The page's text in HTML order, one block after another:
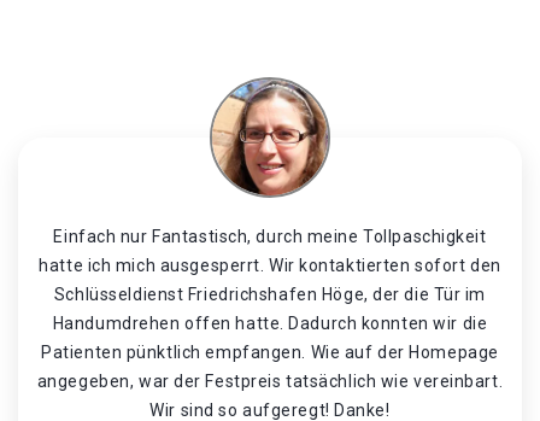
Einfach nur Fantastisch, durch meine Tollpaschigkeit
hatte ich mich ausgesperrt. Wir kontaktierten sofort den
Schlüsseldienst Friedrichshafen Höge, der die Tür im
Handumdrehen offen hatte. Dadurch konnten wir die
Patienten pünktlich empfangen. Wie auf der Homepage
angegeben, war der Festpreis tatsächlich wie vereinbart.
Wir sind so aufgeregt! Danke!